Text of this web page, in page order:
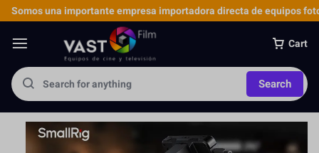
Somos una importante empresa importadora directa de equipos
Cart
Search